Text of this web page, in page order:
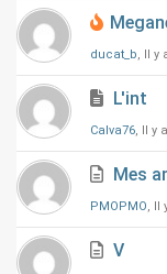
ducat_b, Il y
L'int
Calva76, Il y
Mes
PMOPMO, Il
V